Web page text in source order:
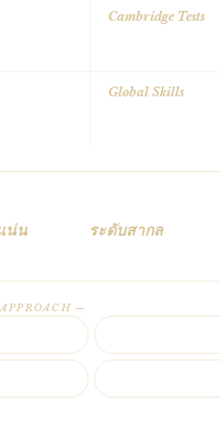
Cambridge Tests
Global Skills
น่น ระดับสากล
—